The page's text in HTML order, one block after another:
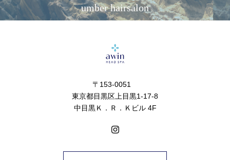
umber hairsalon
〒153-0051
東京都目黒区上目黒1-17-8
中目黒Ｋ．Ｒ．Ｋビル 4F